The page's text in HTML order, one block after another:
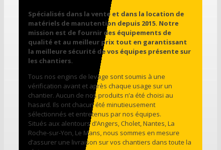
Spécialisés dans la vente et dans la location de
matériels de manutention depuis 2015. Notre
mission est de fournir des équipements de
qualité et au meilleur prix tout en garantissant
la meilleure sécurité de vos équipes présente sur
les chantiers.
Tous nos engins de levage sont soumis à une
vérification avant et après chaque usage sur un
chantier. Aucun de nos produits n’a été choisi au
hasard. Ils ont chacun été minutieusement
sélectionnés et entretenus par nos équipes.
Situés aux alentours d’Angers, Cholet, Nantes, La
Roche-sur-Yon, Le Mans, nous sommes en mesure
d’assurer une livraison sur vos chantiers dans toute la